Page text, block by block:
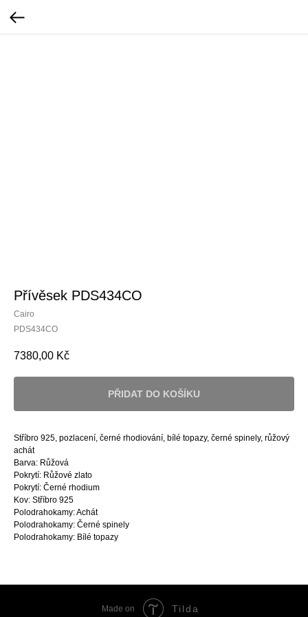
Přívěsek PDS434CO
Cairo
PDS434CO
7380,00 Kč
PŘIDAT DO KOŠÍKU
Stříbro 925, pozlacení, černé rhodiování, bílé topazy, černé spinely, růžový
achát
Barva: Růžová
Pokrytí: Růžové zlato
Pokrytí: Černé rhodium
Kov: Stříbro 925
Polodrahokamy: Achát
Polodrahokamy: Černé spinely
Polodrahokamy: Bílé topazy
Made on Tilda